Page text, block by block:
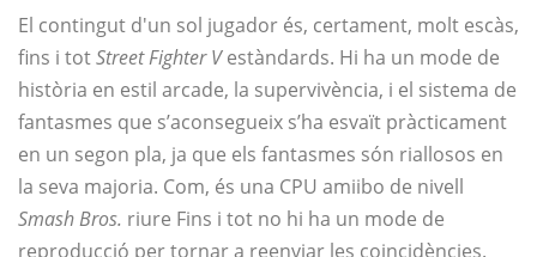
El contingut d'un sol jugador és, certament, molt escàs,
fins i totStreet Fighter Vestàndards. Hi ha un mode de
història en estil arcade, la supervivència, i el sistema de
fantasmes que s’aconsegueix s’ha esvaït pràcticament
en un segon pla, ja que els fantasmes són riallosos en
la seva majoria. Com, és una CPU amiibo de nivell
Smash Bros. riure Fins i tot no hi ha un mode de
reproducció per tornar a reenviar les coincidències.